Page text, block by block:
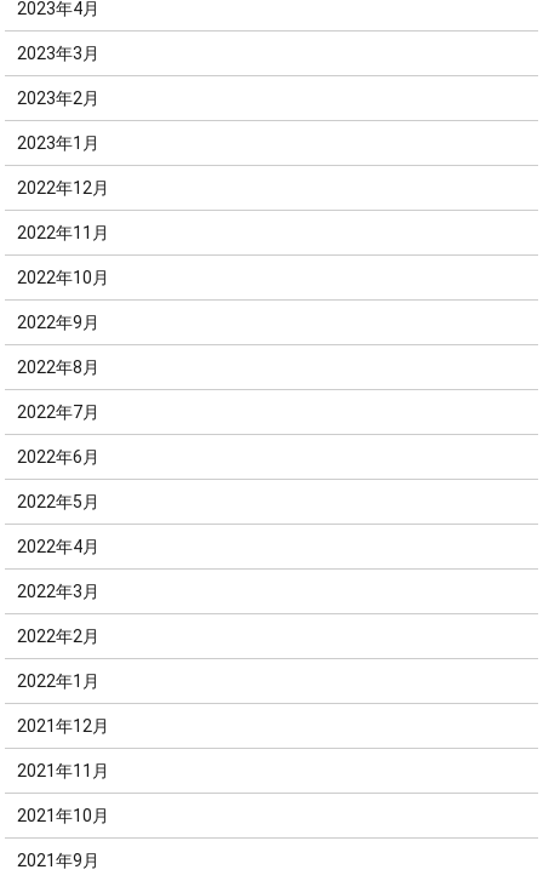
2023年4月
2023年3月
2023年2月
2023年1月
2022年12月
2022年11月
2022年10月
2022年9月
2022年8月
2022年7月
2022年6月
2022年5月
2022年4月
2022年3月
2022年2月
2022年1月
2021年12月
2021年11月
2021年10月
2021年9月